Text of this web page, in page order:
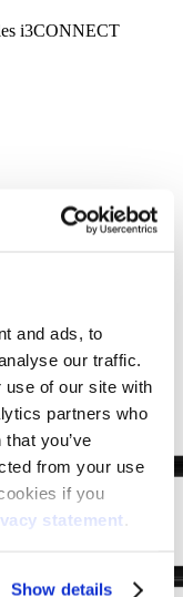
and ads, to
our traffic.
use of our site with
partners who
you’ve
from your use
if you
statement.
Show details
i3CONNECT